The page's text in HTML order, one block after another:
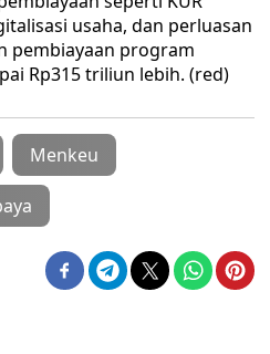
usaha, dan perluasan
pembiayaan program
Rp315 triliun lebih. (red)
Menkeu